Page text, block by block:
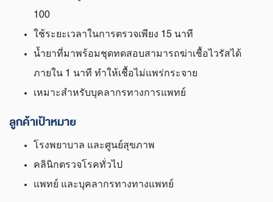
100
ใช้ระยะเวลาในการตรวจเพียง 15 นาที
น้ำยาที่มาพร้อมชุดทดสอบสามารถฆ่าเชื้อไวรัสได้
ภายใน 1 นาที ทำให้เชื้อไม่แพร่กระจาย
เหมาะสำหรับบุคลากรทางการแพทย์
ลูกค้าเป้าหมาย
โรงพยาบาล และศูนย์สุขภาพ
คลินิกตรวจโรคทั่วไป
แพทย์ และบุคลากรทางทางแพทย์